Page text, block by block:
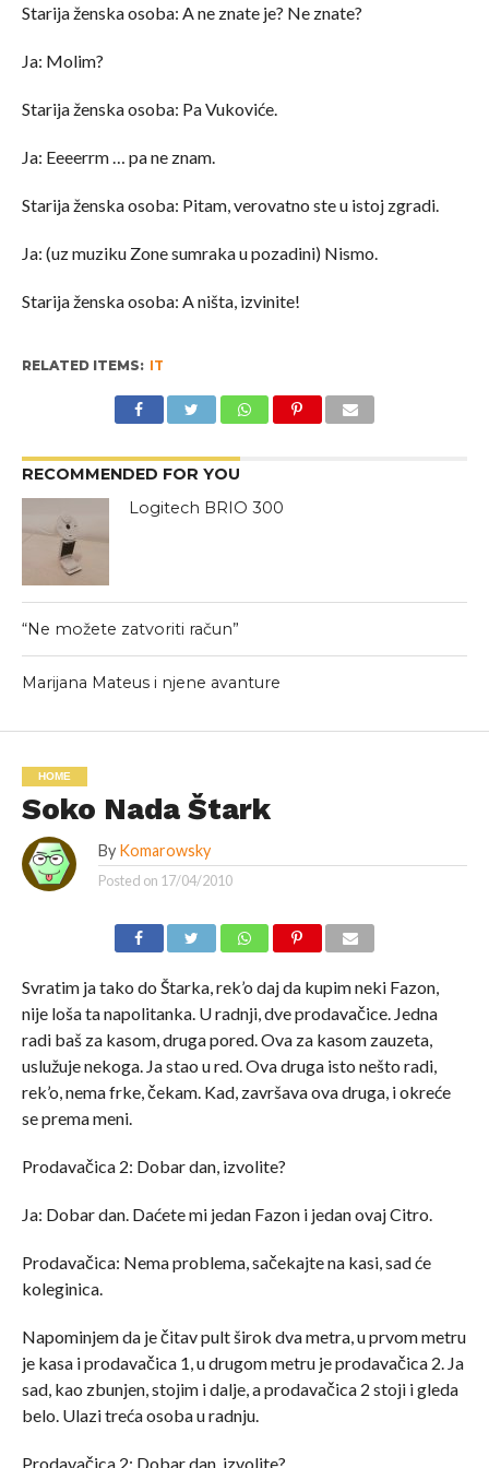
Starija ženska osoba: A ne znate je? Ne znate?
Ja: Molim?
Starija ženska osoba: Pa Vukoviće.
Ja: Eeeerrm … pa ne znam.
Starija ženska osoba: Pitam, verovatno ste u istoj zgradi.
Ja: (uz muziku Zone sumraka u pozadini) Nismo.
Starija ženska osoba: A ništa, izvinite!
RELATED ITEMS: IT
RECOMMENDED FOR YOU
Logitech BRIO 300
“Ne možete zatvoriti račun”
Marijana Mateus i njene avanture
HOME
Soko Nada Štark
By Komarowsky
Posted on 17/04/2010
Svratim ja tako do Štarka, rek’o daj da kupim neki Fazon,
nije loša ta napolitanka. U radnji, dve prodavačice. Jedna
radi baš za kasom, druga pored. Ova za kasom zauzeta,
uslužuje nekoga. Ja stao u red. Ova druga isto nešto radi,
rek’o, nema frke, čekam. Kad, završava ova druga, i okreće
se prema meni.
Prodavačica 2: Dobar dan, izvolite?
Ja: Dobar dan. Daćete mi jedan Fazon i jedan ovaj Citro.
Prodavačica: Nema problema, sačekajte na kasi, sad će
koleginica.
Napominjem da je čitav pult širok dva metra, u prvom metru
je kasa i prodavačica 1, u drugom metru je prodavačica 2. Ja
sad, kao zbunjen, stojim i dalje, a prodavačica 2 stoji i gleda
belo. Ulazi treća osoba u radnju.
Prodavačica 2: Dobar dan, izvolite?